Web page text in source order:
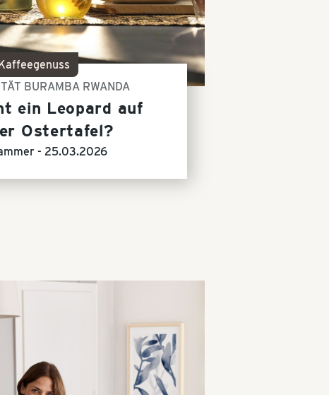
Kaffeegenuss
BURAMBA RWANDA
ein Leopard auf
Ostertafel?
-25.03.2026